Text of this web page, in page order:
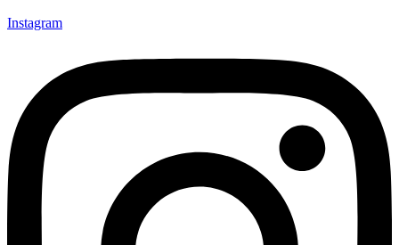
Instagram